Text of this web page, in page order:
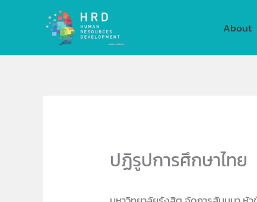
About
ปฏิรูปการศึกษาไทย